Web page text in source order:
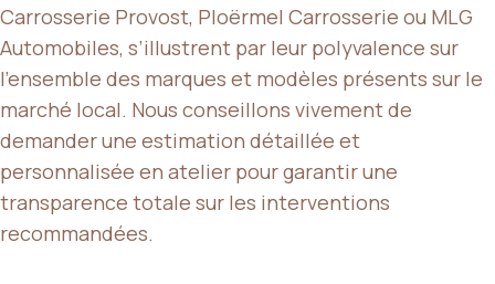
Carrosserie Provost, Ploërmel Carrosserie ou MLG
Automobiles, s’illustrent par leur polyvalence sur
l’ensemble des marques et modèles présents sur le
marché local. Nous conseillons vivement de
demander une estimation détaillée et
personnalisée en atelier pour garantir une
transparence totale sur les interventions
recommandées.